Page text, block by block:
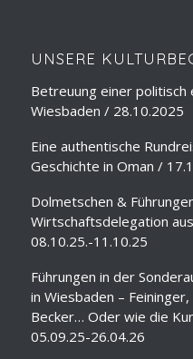
UNSERE
Betreuung einer
Wiesbaden / 28.10.2025
Eine authentische
Geschichte in Oman /
Dolmetschen &
Wirtschaftsdelegation
08.10.25.-11.10.25
Führungen in der
in Wiesbaden –
Becker… Oder wie die
05.09.25-26.04.26